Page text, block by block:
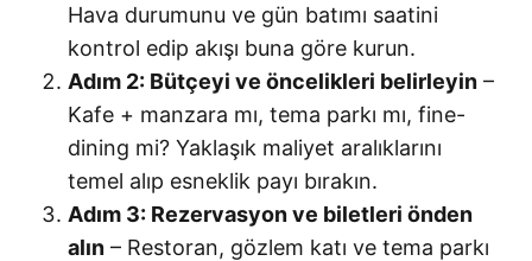
Hava durumunu ve gün batımı saatini
kontrol edip akışı buna göre kurun.
Adım 2: Bütçeyi ve öncelikleri belirleyin –
Kafe + manzara mı, tema parkı mı, fine-
dining mi? Yaklaşık maliyet aralıklarını
temel alıp esneklik payı bırakın.
Adım 3: Rezervasyon ve biletleri önden
alın – Restoran, gözlem katı ve tema parkı